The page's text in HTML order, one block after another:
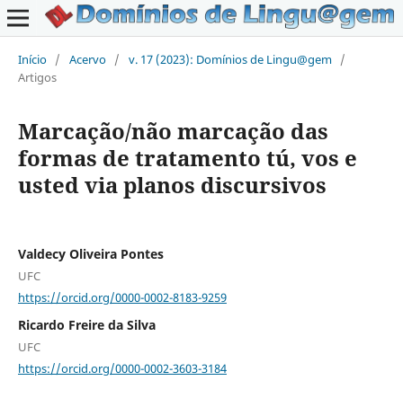
Início / Acervo / v. 17 (2023): Domínios de Lingu@gem /
Artigos
Marcação/não marcação das
formas de tratamento tú, vos e
usted via planos discursivos
Valdecy Oliveira Pontes
UFC
https://orcid.org/0000-0002-8183-9259
Ricardo Freire da Silva
UFC
https://orcid.org/0000-0002-3603-3184